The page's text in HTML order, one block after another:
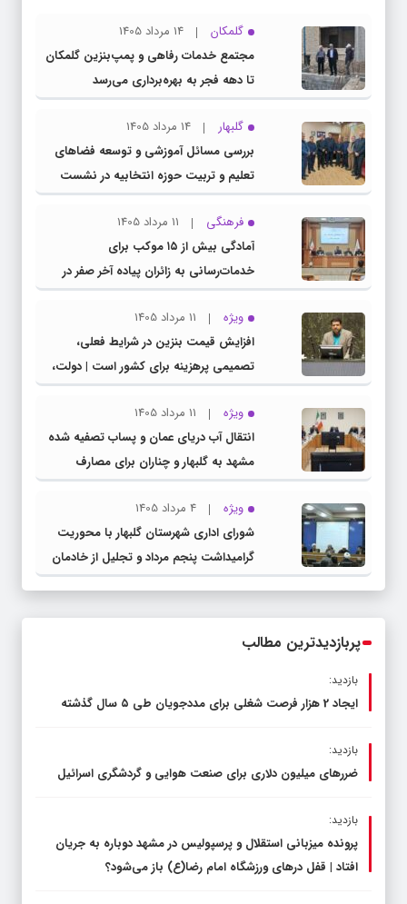
گلمکان
14 مرداد 1405
مجتمع خدمات رفاهی و پمپ‌بنزین گلمکان
تا دهه فجر به بهره‌برداری می‌رسد
گلبهار
14 مرداد 1405
بررسی مسائل آموزشی و توسعه فضاهای
تعلیم و تربیت حوزه انتخابیه در نشست
مشترک عضو کمیسیون آموزش مجلس با
مدیرکل آموزش و پرورش خراسان رضوی
فرهنگی
11 مرداد 1405
آمادگی بیش از ۱۵ موکب برای
خدمات‌رسانی به زائران پیاده آخر صفر در
شهرستان چناران
ویژه
11 مرداد 1405
افزایش قیمت بنزین در شرایط فعلی،
تصمیمی پرهزینه برای کشور است | دولت،
قاچاق سوخت و عوامل اصلی ناترازی را
محدود کند، نه سفره مردم
ویژه
11 مرداد 1405
انتقال آب دریای عمان و پساب تصفیه شده
مشهد به گلبهار و چناران برای مصارف
صنعتی و کشاورزی | لزوم تسریع در اجرای
پروژه‌های قطار و آزادراه مشهد- گلبهار-
چناران
ویژه
4 مرداد 1405
شورای اداری شهرستان گلبهار با محوریت
گرامیداشت پنجم مرداد و تجلیل از خادمان
عرصه نماز برگزار شد
پربازدیدترین مطالب
بازدید:
ایجاد 2 هزار فرصت شغلی برای مددجویان طی ۵ سال گذشته
بازدید:
ضررهای میلیون دلاری برای صنعت هوایی و گردشگری اسرائیل
بازدید:
پرونده میزبانی استقلال و پرسپولیس در مشهد دوباره به جریان
افتاد | قفل در‌های ورزشگاه امام رضا(ع) باز می‌شود؟